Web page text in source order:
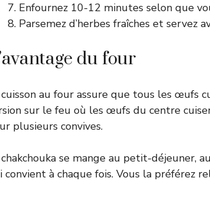
Enfournez 10-12 minutes selon que
Parsemez d’herbes fraîches et servez
du four
cuisson au four assure que tous les œufs
sur le feu où les œufs du centre
plusieurs convives.
chakchouka se mange au petit-déjeuner,
convient à chaque fois. Vous la préférez